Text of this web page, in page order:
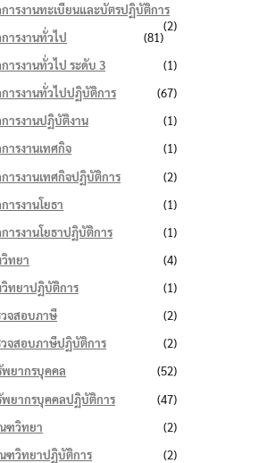
ารงานทะเบียนและบัตรปฏิบัติการ
(2)
ารงานทั่วไป
(81)
ารงานทั่วไป ระดับ 3
(1)
ารงานทั่วไปปฏิบัติการ
(67)
ารงานปฏิบัติงาน
(1)
ารงานเทศกิจ
(1)
ารงานเทศกิจปฏิบัติการ
(2)
ารงานโยธา
(1)
ารงานโยธาปฏิบัติการ
(1)
ทยา
(4)
ทยาปฏิบัติการ
(1)
จสอบภาษี
(2)
จสอบภาษีปฏิบัติการ
(2)
ยากรบุคคล
(52)
ยากรบุคคลปฏิบัติการ
(47)
ฑวิทยา
(2)
ฑวิทยาปฏิบัติการ
(2)